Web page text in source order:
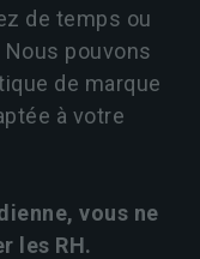
de temps ou
Nous pouvons
de marque
à votre
vous ne
les RH.